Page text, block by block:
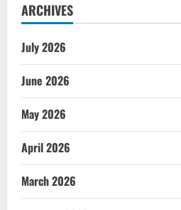
ARCHIVES
July 2026
June 2026
May 2026
April 2026
March 2026